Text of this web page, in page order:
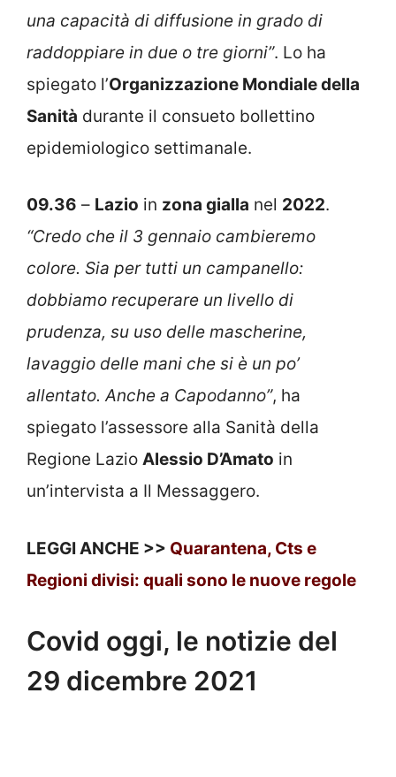
una capacità di diffusione in grado di
raddoppiare in due o tre giorni”. Lo ha
spiegato l’Organizzazione Mondiale della
Sanità durante il consueto bollettino
epidemiologico settimanale.
09.36 – Lazio in zona gialla nel 2022.
“Credo che il 3 gennaio cambieremo
colore. Sia per tutti un campanello:
dobbiamo recuperare un livello di
prudenza, su uso delle mascherine,
lavaggio delle mani che si è un po’
allentato. Anche a Capodanno”, ha
spiegato l’assessore alla Sanità della
Regione Lazio Alessio D’Amato in
un’intervista a Il Messaggero.
LEGGI ANCHE >> Quarantena, Cts e
Regioni divisi: quali sono le nuove regole
Covid oggi, le notizie del
29 dicembre 2021